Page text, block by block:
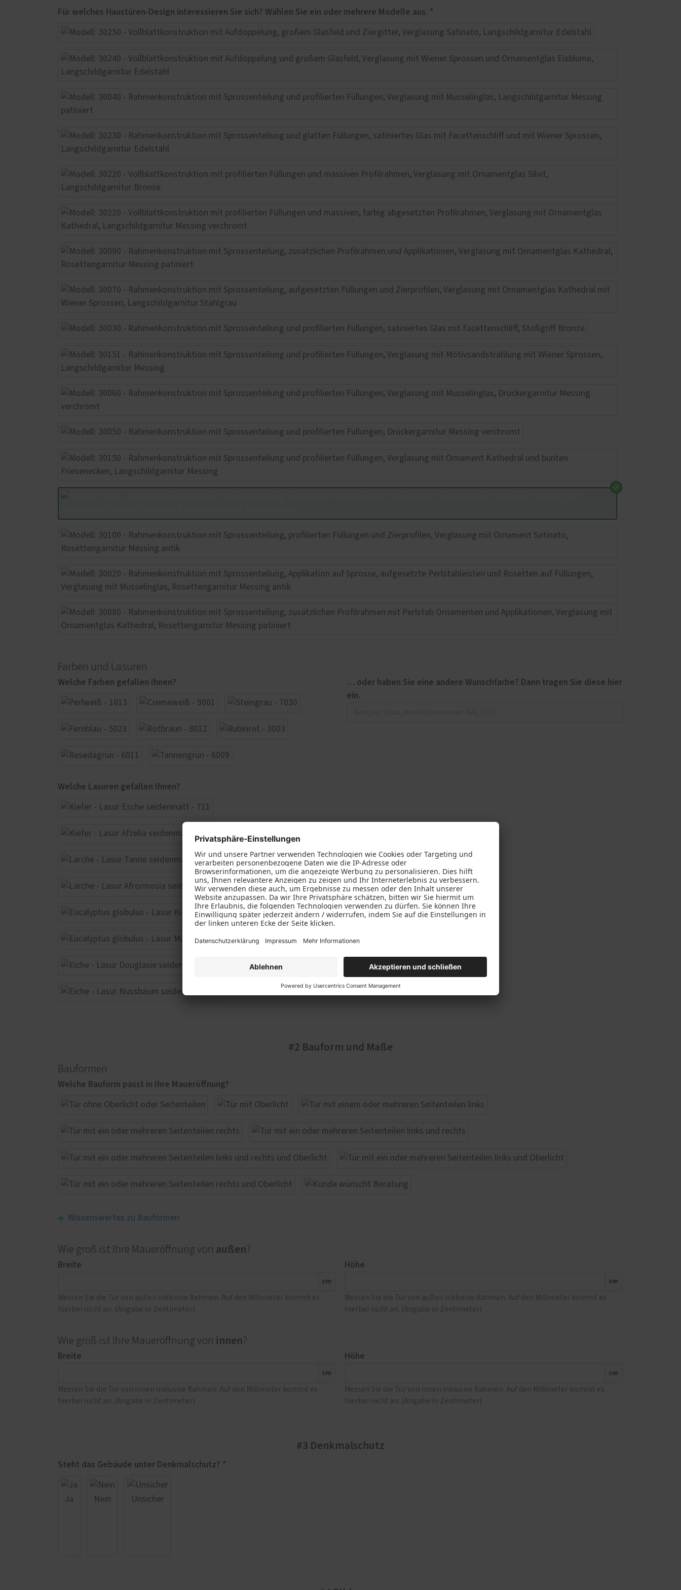
Service
Förderung für Fenster und
Für welches Haustüren-Design interessieren Sie sich? Wählen Sie ein oder mehrere Modelle aus. *
Farben und Lasuren
Welche Farben gefallen Ihnen?
Welche Lasuren gefallen Ihnen?
… oder haben Sie eine andere Wunschfarbe? Dann tragen Sie diese hier
ein.
#2 Bauform und Maße
Bauformen
Welche Bauform passt in Ihre Maueröffnung?
Wissenswertes zu Bauformen
Wie groß ist Ihre Maueröffnung von außen?
Breite
cm
Messen Sie die Tür von außen inklusive Rahmen. Auf den Millimeter kommt es
hierbei nicht an. (Angabe in Zentimeter)
Höhe
cm
Messen Sie die Tür von außen inklusive Rahmen. Auf den Millimeter kommt es
hierbei nicht an. (Angabe in Zentimeter)
Wie groß ist Ihre Maueröffnung von innen?
Breite
cm
Messen Sie die Tür von innen inklusive Rahmen. Auf den Millimeter kommt es
hierbei nicht an. (Angabe in Zentimeter)
Höhe
cm
Messen Sie die Tür von innen inklusive Rahmen. Auf den Millimeter kommt es
hierbei nicht an. (Angabe in Zentimeter)
#3 Denkmalschutz
Steht das Gebäude unter Denkmalschutz? *
Ja Nein Unsicher